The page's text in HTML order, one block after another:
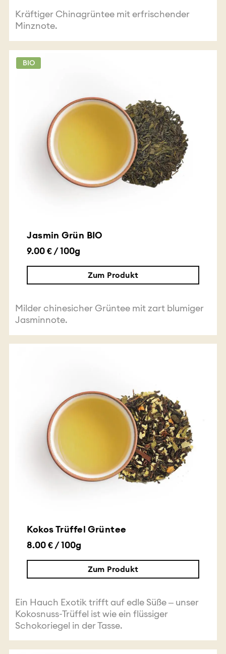
Kräftiger Chinagrüntee mit erfrischender
Minznote.
BIO
Jasmin Grün BIO
9.00 € / 100g
Zum Produkt
Milder chinesicher Grüntee mit zart blumiger
Jasminnote.
Kokos Trüffel Grüntee
8.00 € / 100g
Zum Produkt
Ein Hauch Exotik trifft auf edle Süße – unser
Kokosnuss-Trüffel ist wie ein flüssiger
Schokoriegel in der Tasse.